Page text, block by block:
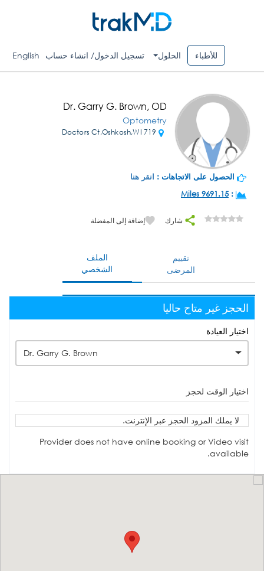
للأطباء الحلول تسجيل الدخول/ انشاء حساب English
Dr. Garry G. Brown, OD
Optometry
الحصول على الاتجاهات : انقر هنا
:
9691.15 Miles
شارك إضافة إلى المفضلة
الملف
الشخصي
تقييم
المرضى
الحجز غير متاح حاليا
اختيار العيادة
Dr. Garry G. Brown
اختيار الوقت لحجز
لا يملك المزود الحجز عبر الإنترنت.
Provider does not have online booking or Video visit
available.